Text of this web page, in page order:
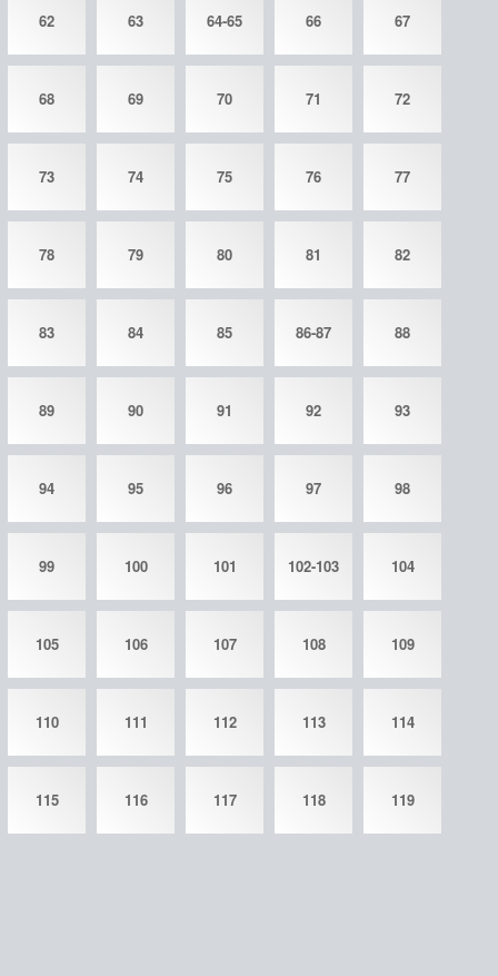
62 63 64-65 66 67
68 69 70 71 72
73 74 75 76 77
78 79 80 81 82
83 84 85 86-87 88
89 90 91 92 93
94 95 96 97 98
99 100 101 102-103 104
105 106 107 108 109
110 111 112 113 114
115 116 117 118 119